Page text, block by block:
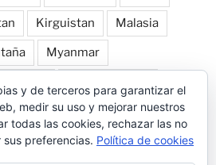
Kirguistan Malasia
Myanmar
Playa Roadtrip por Europa
Transportes Trekking
y de terceros para garantizar el
medir su uso y mejorar nuestros
todas las cookies, rechazar las no
preferencias. Política de cookies